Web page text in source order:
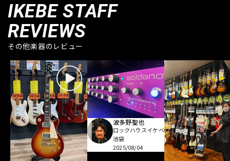
IKEBE STAFF
REVIEWS
その他楽器のレビュー
波多野聖也
ロックハウスイケベ
池袋
2025/08/04